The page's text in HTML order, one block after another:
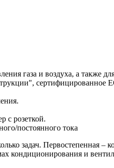
газа и воздуха, а
сертифицированное
с розеткой.
постоянного тока
задач. Первостепенная
кондиционирования и